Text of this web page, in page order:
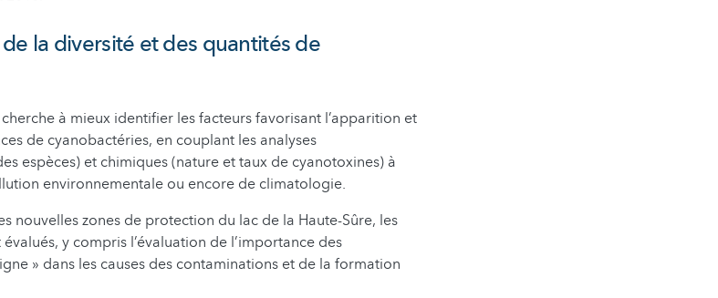
la diversité et des quantités de
cherche à mieux identifier les facteurs favorisant l’apparition et
de cyanobactéries, en couplant les analyses
espèces) et chimiques (nature et taux de cyanotoxines) à
environnementale ou encore de climatologie.
nouvelles zones de protection du lac de la Haute-Sûre, les
y compris l’évaluation de l’importance des
» dans les causes des contaminations et de la formation